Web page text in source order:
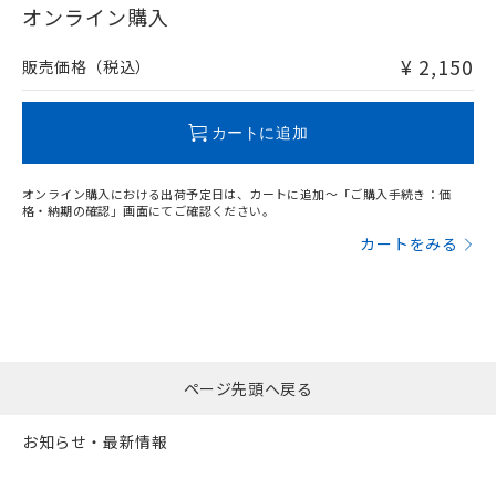
在庫等で未対応品が混在する可能性があります。
問い合わせください。
オンライン購入
販売価格（税込） ¥ 2,150
カートに追加
オンライン購入における出荷予定日は、カートに追加～「ご購入手続き：価
格・納期の確認」画面にてご確認ください。
カートをみる
ページ先頭へ戻る
お知らせ・最新情報